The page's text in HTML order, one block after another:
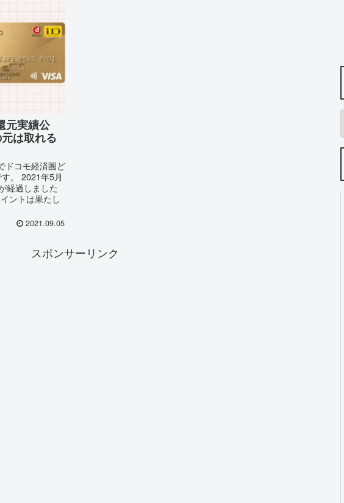
元実績公
は取れる
ドコモ経済圏ど
。 2021年5月
経過しました
ントは果たし
2021.09.05
スポンサーリンク